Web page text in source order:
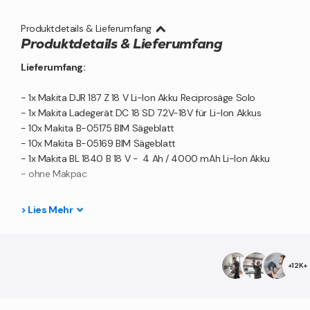
Produktdetails & Lieferumfang
Produktdetails & Lieferumfang
Lieferumfang:
- 1x Makita DJR 187 Z 18 V Li-Ion Akku Reciprosäge Solo
- 1x Makita Ladegerät DC 18 SD 7.2V-18V für Li-Ion Akkus
- 10x Makita B-05175 BIM Sägeblatt
- 10x Makita B-05169 BIM Sägeblatt
- 1x Makita BL 1840 B 18 V - 4 Ah / 4000 mAh Li-Ion Akku
- ohne Makpac
Produktbeschreibung:
effektiver Staubschutz verhindert das Eindringen von Staub und
werkzeuglos. Diese Säge ist sehr leicht und handlich. Ein
Sägeblatts ist ebenfalls vorhanden. Mit LED Licht und
> Lies Mehr
+12K+